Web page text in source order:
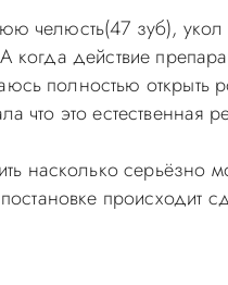
челюсть(47 зуб),
действие
полностью открыть
это естественная
насколько серьёзно